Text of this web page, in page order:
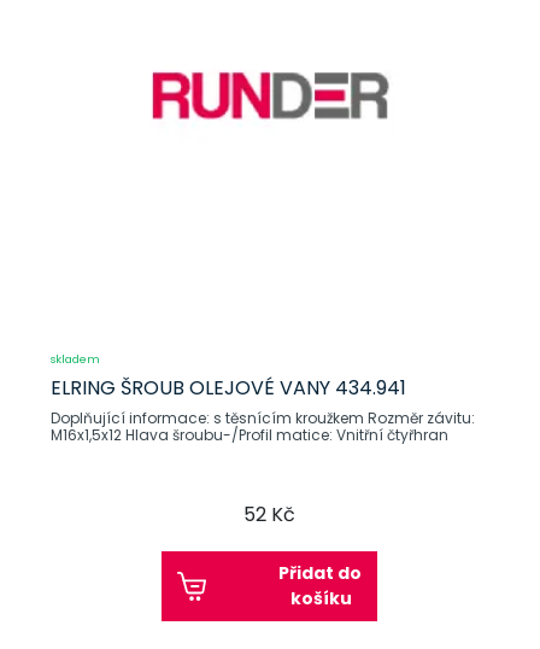
skladem
ELRING ŠROUB OLEJOVÉ VANY 434.941
Doplňující informace: s těsnícím kroužkem Rozměr závitu:
M16x1,5x12 Hlava šroubu-/Profil matice: Vnitřní čtyřhran
52 Kč
Přidat do
košíku